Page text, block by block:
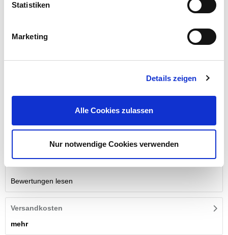
Statistiken
Marketing
Details zeigen
Alle Cookies zulassen
Nur notwendige Cookies verwenden
109,95 €
Der Holzspiralbohrer ist aus hochwertigen CV-Stahl in
Industriequalität gefertigt.
mehr
Bewertungen lesen
Versandkosten
mehr